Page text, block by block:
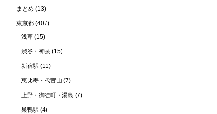
まとめ (13)
東京都 (407)
浅草 (15)
渋谷・神泉 (15)
新宿駅 (11)
恵比寿・代官山 (7)
上野・御徒町・湯島 (7)
巣鴨駅 (4)